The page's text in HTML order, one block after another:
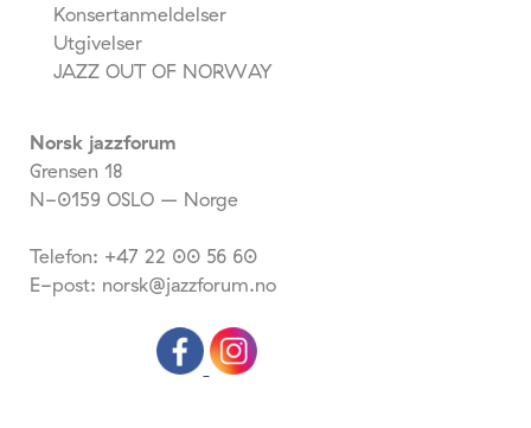
Konsertanmeldelser
Utgivelser
JAZZ OUT OF NORWAY
Norsk jazzforum
Grensen 18
N-0159 OSLO – Norge
Telefon: +47 22 00 56 60
E-post: norsk@jazzforum.no